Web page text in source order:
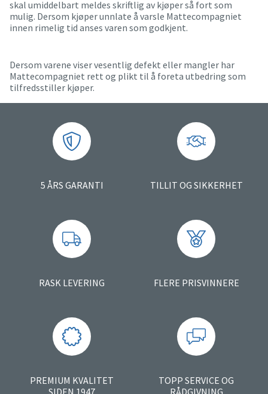
skal umiddelbart meldes skriftlig av kjøper så fort som
mulig. Dersom kjøper unnlate å varsle Mattecompagniet
innen rimelig tid anses varen som godkjent.
Dersom varene viser vesentlig defekt eller mangler har
Mattecompagniet rett og plikt til å foreta utbedring som
tilfredsstiller kjøper.
5 ÅRS GARANTI TILLIT OG SIKKERHET
RASK LEVERING FLERE PRISVINNERE
PREMIUM KVALITET
TOPP SERVICE OG